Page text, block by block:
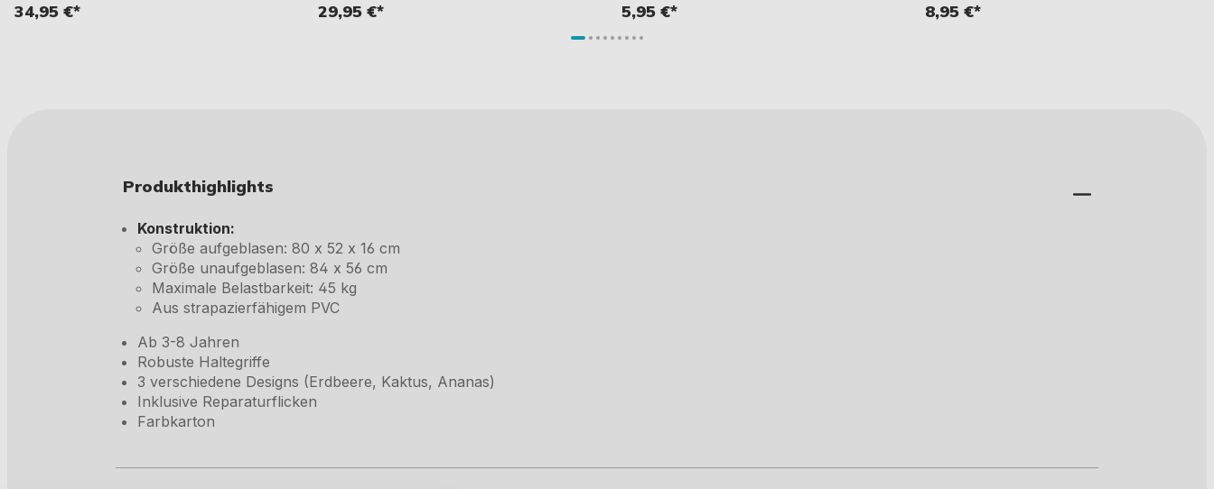
34,95 €* 29,95 €* 5,95 €* 8,95 €*
Produkthighlights
Konstruktion:
Größe aufgeblasen: 80 x 52 x 16 cm
Größe unaufgeblasen: 84 x 56 cm
Maximale Belastbarkeit: 45 kg
Aus strapazierfähigem PVC
Ab 3-8 Jahren
Robuste Haltegriffe
3 verschiedene Designs (Erdbeere, Kaktus, Ananas)
Inklusive Reparaturflicken
Farbkarton